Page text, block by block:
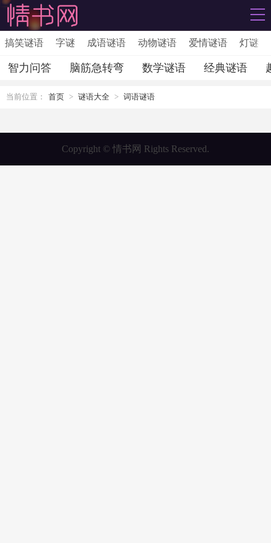
搞笑谜语 字谜 成语谜语 动物谜语 爱情谜语 灯谜
智力问答 脑筋急转弯 数学谜语 经典谜语
当前位置： 首页 > 谜语大全 > 词语谜语
Copyright © 情书网 Rights Reserved.